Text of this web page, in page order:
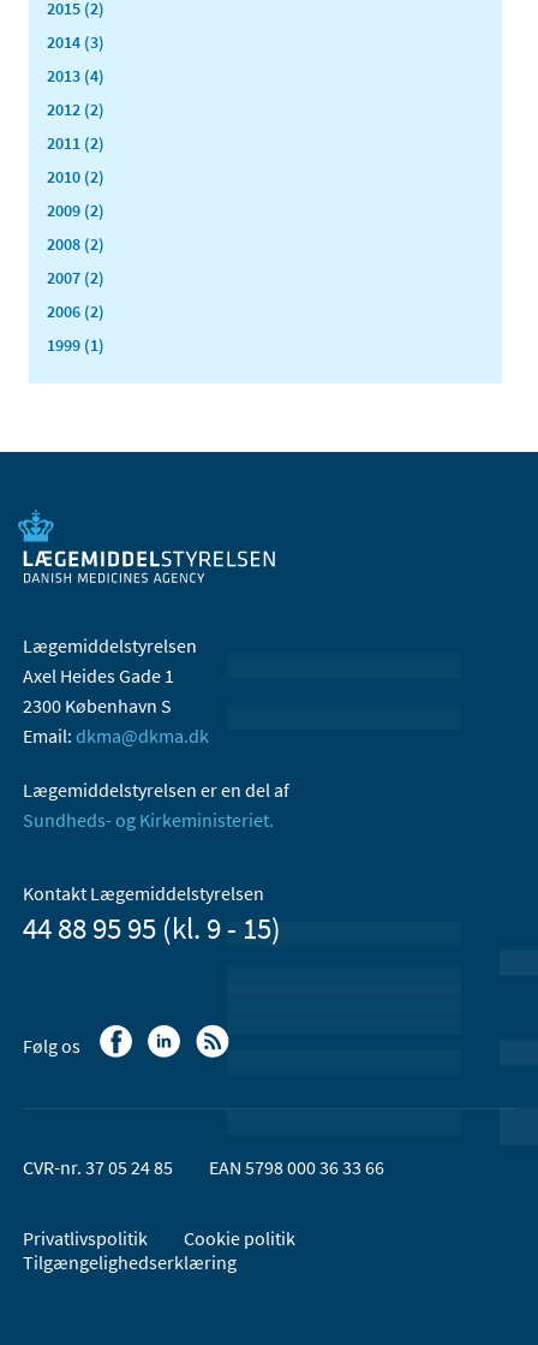
2015 (2)
2014 (3)
2013 (4)
2012 (2)
2011 (2)
2010 (2)
2009 (2)
2008 (2)
2007 (2)
2006 (2)
1999 (1)
Lægemiddelstyrelsen
Axel Heides Gade 1
2300 København S
Email: dkma@dkma.dk
Lægemiddelstyrelsen er en del af
Sundheds- og Kirkeministeriet.
Kontakt Lægemiddelstyrelsen
44 88 95 95 (kl. 9 - 15)
Følg os
CVR-nr. 37 05 24 85 EAN 5798 000 36 33 66
Privatlivspolitik
Cookie politik
Tilgængelighedserklæring